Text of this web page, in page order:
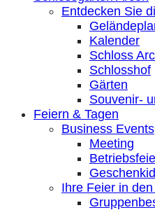
Entdecken Sie
Kalender
Schloss
Schlosshof
Gärten
Souvenir-
Feiern & Tagen
Business Events
Meeting
Ihre Feier in